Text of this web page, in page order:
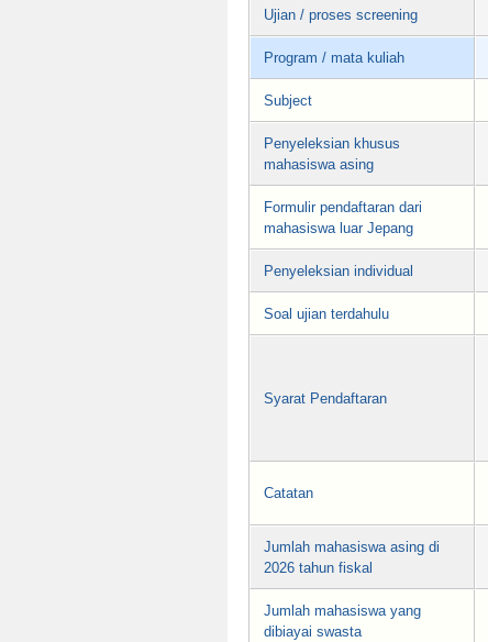
Ujian / proses screening
Program / mata kuliah
Subject
Penyeleksian khusus
mahasiswa asing
Formulir pendaftaran dari
mahasiswa luar Jepang
Penyeleksian individual
Soal ujian terdahulu
Syarat Pendaftaran
Catatan
Jumlah mahasiswa asing di
2026 tahun fiskal
Jumlah mahasiswa yang
dibiayai swasta